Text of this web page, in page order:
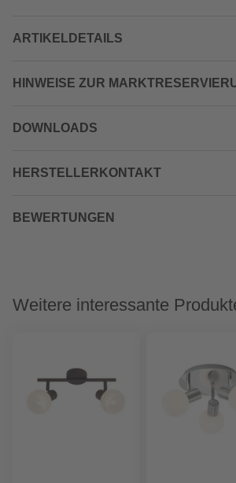
ARTIKELDETAILS
HINWEISE ZUR
DOWNLOADS
HERSTELLERKONTAKT
BEWERTUNGEN
Weitere interessante